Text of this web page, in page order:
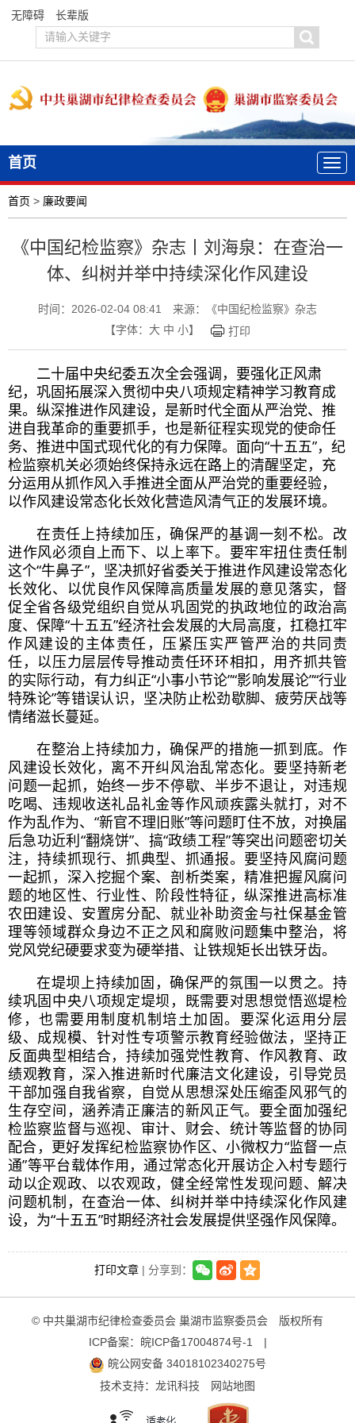
无障碍 长辈版
首页
首页 > 廉政要闻
《中国纪检监察》杂志丨刘海泉：在查治一
体、纠树并举中持续深化作风建设
时间：2026-02-04 08:41
来源：《中国纪检监察》杂志
【字体： 大 中 小】 打印
二十届中央纪委五次全会强调，要强化正风肃
纪，巩固拓展深入贯彻中央八项规定精神学习教育成
果。纵深推进作风建设，是新时代全面从严治党、推
进自我革命的重要抓手，也是新征程实现党的使命任
务、推进中国式现代化的有力保障。面向“十五五”，纪
检监察机关必须始终保持永远在路上的清醒坚定，充
分运用从抓作风入手推进全面从严治党的重要经验，
以作风建设常态化长效化营造风清气正的发展环境。
在责任上持续加压，确保严的基调一刻不松。改
进作风必须自上而下、以上率下。要牢牢扭住责任制
这个“牛鼻子”，坚决抓好省委关于推进作风建设常态化
长效化、以优良作风保障高质量发展的意见落实，督
促全省各级党组织自觉从巩固党的执政地位的政治高
度、保障“十五五”经济社会发展的大局高度，扛稳扛牢
作风建设的主体责任，压紧压实严管严治的共同责
任，以压力层层传导推动责任环环相扣，用齐抓共管
的实际行动，有力纠正“小事小节论”“影响发展论”“行业
特殊论”等错误认识，坚决防止松劲歇脚、疲劳厌战等
情绪滋长蔓延。
在整治上持续加力，确保严的措施一抓到底。作
风建设长效化，离不开纠风治乱常态化。要坚持新老
问题一起抓，始终一步不停歇、半步不退让，对违规
吃喝、违规收送礼品礼金等作风顽疾露头就打，对不
作为乱作为、“新官不理旧账”等问题盯住不放，对换届
后急功近利“翻烧饼”、搞“政绩工程”等突出问题密切关
注，持续抓现行、抓典型、抓通报。要坚持风腐问题
一起抓，深入挖掘个案、剖析类案，精准把握风腐问
题的地区性、行业性、阶段性特征，纵深推进高标准
农田建设、安置房分配、就业补助资金与社保基金管
理等领域群众身边不正之风和腐败问题集中整治，将
党风党纪硬要求变为硬举措、让铁规矩长出铁牙齿。
在堤坝上持续加固，确保严的氛围一以贯之。持
续巩固中央八项规定堤坝，既需要对思想觉悟巡堤检
修，也需要用制度机制培土加固。要深化运用分层
级、成规模、针对性专项警示教育经验做法，坚持正
反面典型相结合，持续加强党性教育、作风教育、政
绩观教育，深入推进新时代廉洁文化建设，引导党员
干部加强自我省察，自觉从思想深处压缩歪风邪气的
生存空间，涵养清正廉洁的新风正气。要全面加强纪
检监察监督与巡视、审计、财会、统计等监督的协同
配合，更好发挥纪检监察协作区、小微权力“监督一点
通”等平台载体作用，通过常态化开展访企入村专题行
动以企观政、以农观政，健全经常性发现问题、解决
问题机制，在查治一体、纠树并举中持续深化作风建
设，为“十五五”时期经济社会发展提供坚强作风保障。
打印文章 | 分享到：
© 中共巢湖市纪律检查委员会 巢湖市监察委员会 版权所有
ICP备案： 皖ICP备17004874号-1
|
皖公网安备 34018102340275号
技术支持： 龙讯科技 网站地图